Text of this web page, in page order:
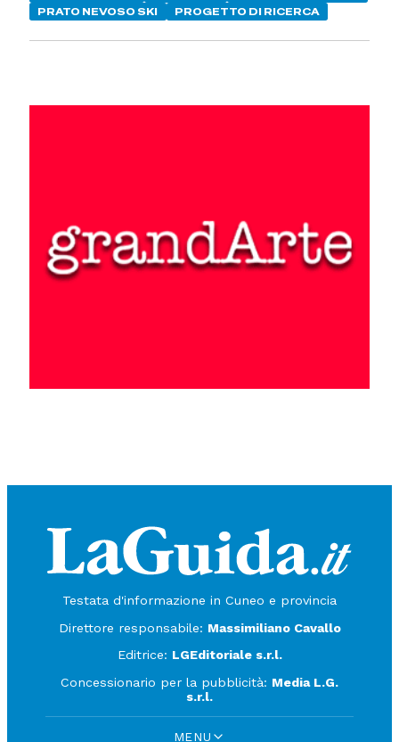
PRATO NEVOSO SKI
PROGETTO DI RICERCA
Testata d'informazione in Cuneo e provincia
Direttore responsabile: Massimiliano Cavallo
Editrice: LGEditoriale s.r.l.
Concessionario per la pubblicità: Media L.G.
s.r.l.
MENU